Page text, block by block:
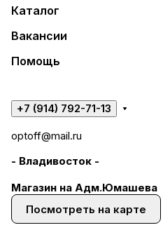
Каталог
Вакансии
Помощь
+7 (914) 792-71-13
optoff@mail.ru
- Владивосток -
Магазин на Адм.Юмашева
Посмотреть на карте